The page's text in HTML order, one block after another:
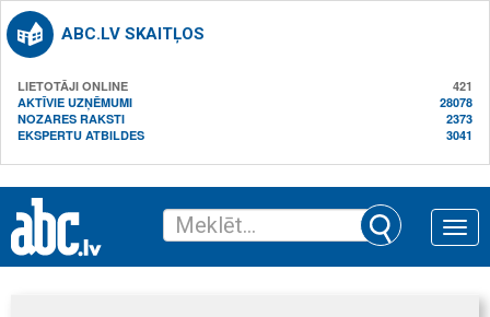
ABC.LV SKAITĻOS
LIETOTĀJI ONLINE
421
AKTĪVIE UZŅĒMUMI
28078
NOZARES RAKSTI
2373
EKSPERTU ATBILDES
3041
Toggle